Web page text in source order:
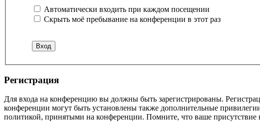
Автоматически входить при каждом посещении
Скрыть моё пребывание на конференции в этот раз
Регистрация
Для входа на конференцию вы должны быть зарегистрированы.
конференции могут быть установлены также дополнительные
политикой, принятыми на конференции. Помните, что ваше присутствие